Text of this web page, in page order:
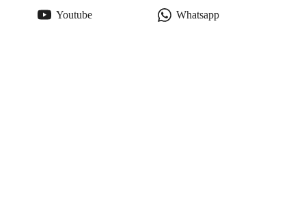
Youtube Whatsapp